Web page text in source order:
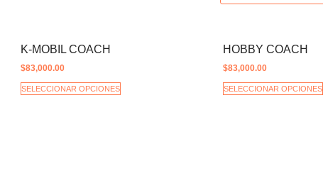
K-MOBIL COACH
$83,000.00
SELECCIONAR OPCIONES
HOBBY COACH
$83,000.00
SELECCIONAR OPCIONES